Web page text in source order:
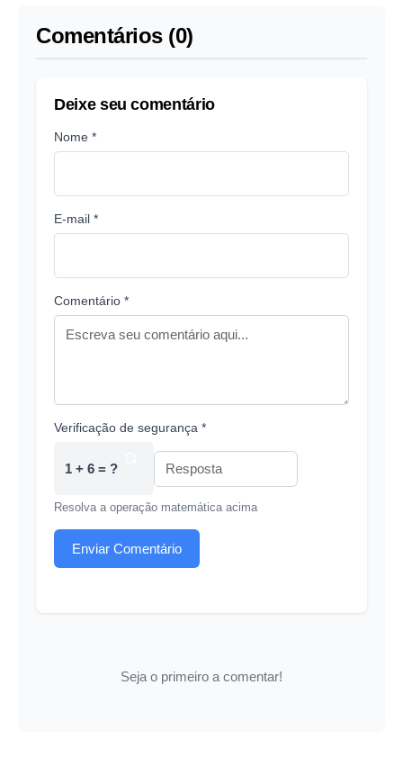
Comentários (0)
Deixe seu comentário
Nome *
E-mail *
Comentário *
Verificação de segurança *
1 + 6 = ?
Resolva a operação matemática acima
Enviar Comentário
Seja o primeiro a comentar!